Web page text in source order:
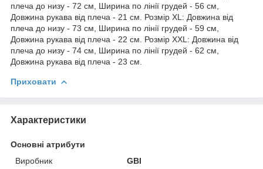
плеча до низу - 72 см, Ширина по лінії грудей - 56 см,
Довжина рукава від плеча - 21 см. Розмір XL: Довжина від
плеча до низу - 73 см, Ширина по лінії грудей - 59 см,
Довжина рукава від плеча - 22 см. Розмір XXL: Довжина від
плеча до низу - 74 см, Ширина по лінії грудей - 62 см,
Довжина рукава від плеча - 23 см.
Приховати
Характеристики
Основні атрибути
Виробник
GBI